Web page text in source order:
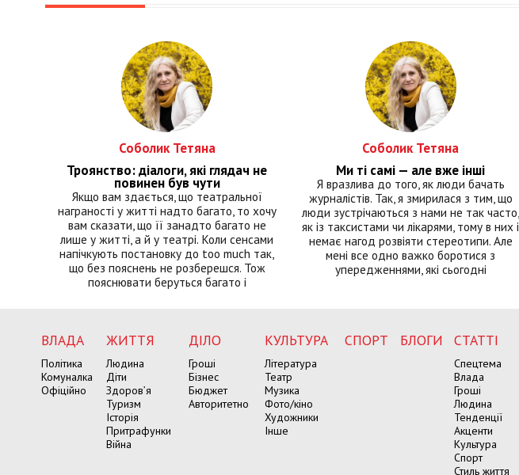
Соболик Тетяна
Троянство: діалоги, які глядач не
повинен був чути
Якщо вам здається, що театральної
награності у житті надто багато, то хочу
вам сказати, що її занадто багато не
лише у житті, а й у театрі. Коли сенсами
напічкують постановку до too much так,
що без пояснень не розберешся. Тож
пояснювати беруться багато і
Соболик Тетяна
Ми ті самі — але вже інші
Я вразлива до того, як люди бачать
журналістів. Так, я змирилася з тим, що
люди зустрічаються з нами не так часто,
як із таксистами чи лікарями, тому в них і
немає нагод розвіяти стереотипи. Але
мені все одно важко боротися з
упередженнями, які сьогодні
ВЛАДА
Політика
Комуналка
Офіційно
ЖИТТЯ
Людина
Діти
Здоров’я
Туризм
Історія
Притрафунки
Війна
ДІЛО
Гроші
Бізнес
Бюджет
Авторитетно
КУЛЬТУРА
Література
Театр
Музика
Фото/кіно
Художники
Інше
СПОРТ БЛОГИ СТАТТІ
Спецтема
Влада
Гроші
Людина
Тенденції
Акценти
Культура
Спорт
Стиль життя